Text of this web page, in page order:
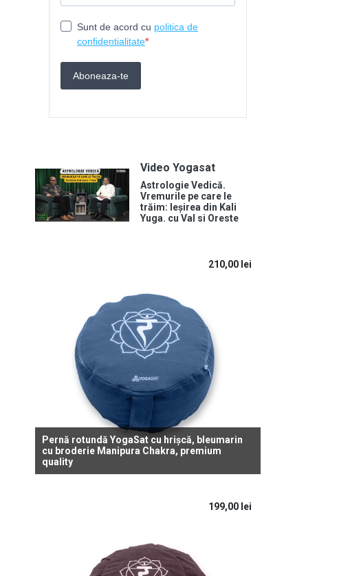
Video Yogasat
Astrologie Vedică.
Vremurile pe care le
trăim: Ieșirea din Kali
Yuga. cu Val si Oreste
Pernă rotundă YogaSat cu hrișcă, bleumarin
cu broderie Manipura Chakra, premium
quality
210,00 lei
199,00 lei